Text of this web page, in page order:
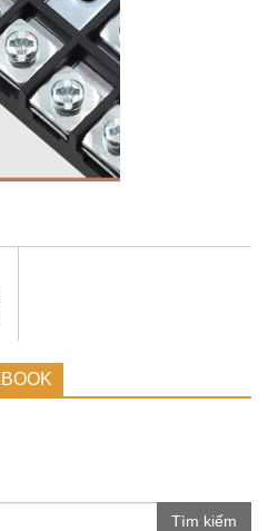
Tìm kiếm